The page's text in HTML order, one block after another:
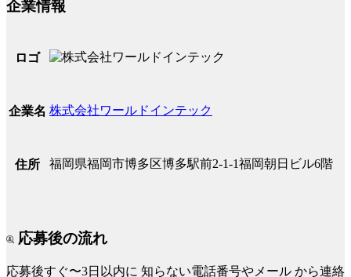
企業情報
ロゴ
企業名 株式会社ワールドインテック
住所 福岡県福岡市博多区博多駅前2-1-1福岡朝日ビル6階
応募後の流れ
応募後すぐ〜3日以内に 知らない電話番号やメール から連絡